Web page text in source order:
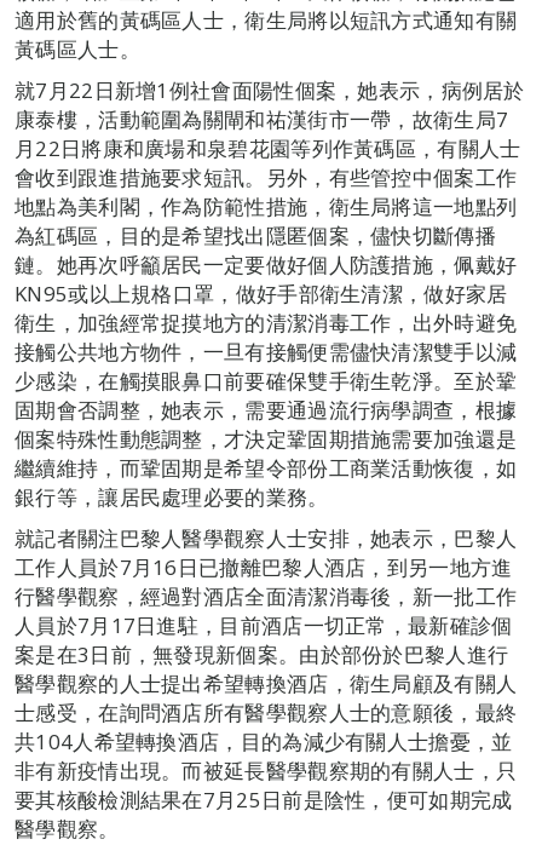
適用於舊的黃碼區人士，衛生局將以短訊方式通知有關
黃碼區人士。
就7月22日新增1例社會面陽性個案，她表示，病例居於
康泰樓，活動範圍為關閘和祐漢街市一帶，故衛生局7
月22日將康和廣場和泉碧花園等列作黃碼區，有關人士
會收到跟進措施要求短訊。另外，有些管控中個案工作
地點為美利閣，作為防範性措施，衛生局將這一地點列
為紅碼區，目的是希望找出隱匿個案，儘快切斷傳播
鏈。她再次呼籲居民一定要做好個人防護措施，佩戴好
KN95或以上規格口罩，做好手部衛生清潔，做好家居
衛生，加強經常捉摸地方的清潔消毒工作，出外時避免
接觸公共地方物件，一旦有接觸便需儘快清潔雙手以減
少感染，在觸摸眼鼻口前要確保雙手衛生乾淨。至於鞏
固期會否調整，她表示，需要通過流行病學調查，根據
個案特殊性動態調整，才決定鞏固期措施需要加強還是
繼續維持，而鞏固期是希望令部份工商業活動恢復，如
銀行等，讓居民處理必要的業務。
就記者關注巴黎人醫學觀察人士安排，她表示，巴黎人
工作人員於7月16日已撤離巴黎人酒店，到另一地方進
行醫學觀察，經過對酒店全面清潔消毒後，新一批工作
人員於7月17日進駐，目前酒店一切正常，最新確診個
案是在3日前，無發現新個案。由於部份於巴黎人進行
醫學觀察的人士提出希望轉換酒店，衛生局顧及有關人
士感受，在詢問酒店所有醫學觀察人士的意願後，最終
共104人希望轉換酒店，目的為減少有關人士擔憂，並
非有新疫情出現。而被延長醫學觀察期的有關人士，只
要其核酸檢測結果在7月25日前是陰性，便可如期完成
醫學觀察。